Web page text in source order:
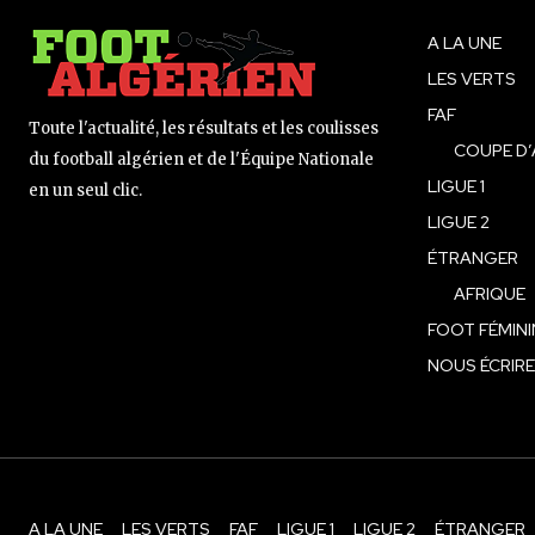
Toute l'actualité, les résultats et les coulisses
du football algérien et de l'Équipe Nationale
en un seul clic.
A LA UNE
LES VERTS
FAF
COUPE
LIGUE 1
LIGUE 2
ÉTRANGER
AFRIQUE
FOOT
NOUS ÉCRIRE
A LA UNE LES VERTS FAF LIGUE 1 LIGUE 2 ÉTRANGER